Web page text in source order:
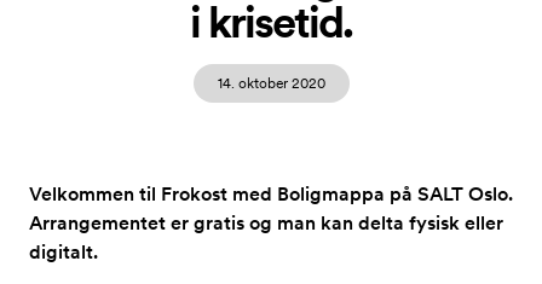
i krisetid.
14. oktober 2020
Velkommen til Frokost med Boligmappa på SALT Oslo.
Arrangementet er gratis og man kan delta fysisk eller
digitalt.